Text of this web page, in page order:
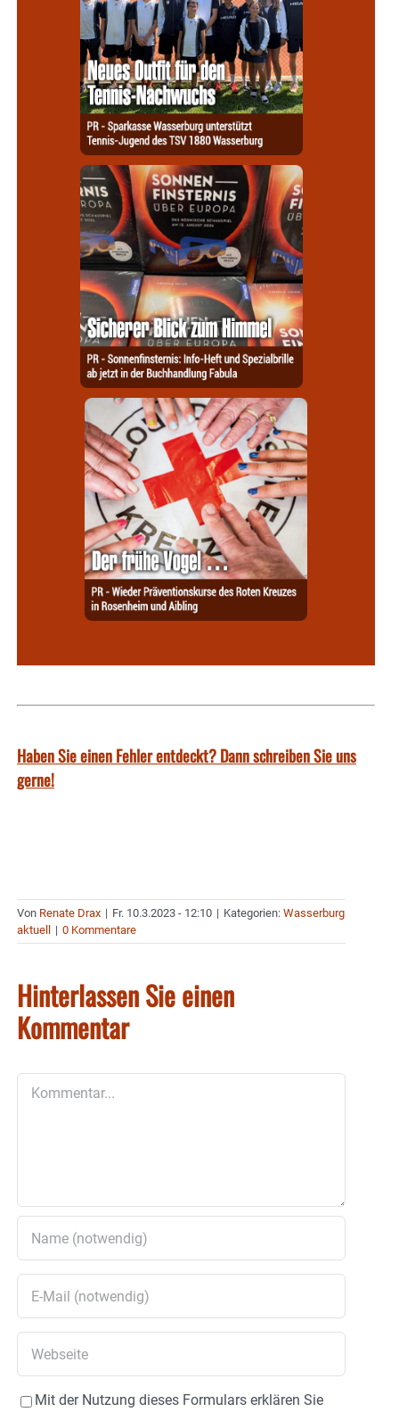
Haben Sie einen Fehler entdeckt? Dann schreiben Sie uns
gerne!
Von Renate Drax | Fr. 10.3.2023 - 12:10 | Kategorien: Wasserburg
aktuell
| 0 Kommentare
Hinterlassen Sie einen
Kommentar
Mit der Nutzung dieses Formulars erklären Sie